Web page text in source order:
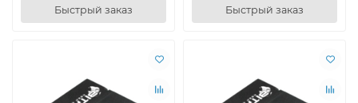
Быстрый заказ Быстрый заказ